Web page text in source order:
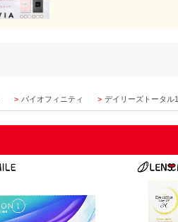
バイオフィニティ デイリーズトータル1